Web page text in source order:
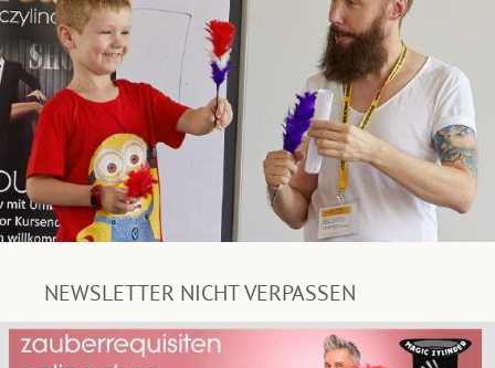
NEWSLETTER NICHT VERPASSEN